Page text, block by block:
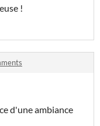
!
d'une ambiance